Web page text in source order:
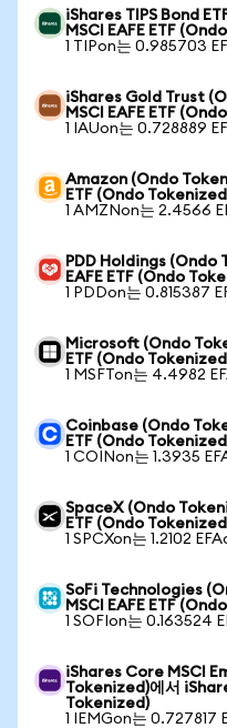
iShares TIPS Bond
MSCI EAFE ETF
1 TIPon는 0.985703
iShares Gold Trust
MSCI EAFE ETF
1 IAUon는 0.728889
Amazon (Ondo
ETF (Ondo
1 AMZNon는 2.4566
PDD Holdings (Ondo
EAFE ETF (Ondo
1 PDDon는 0.815387
Microsoft (Ondo
ETF (Ondo
1 MSFTon는 4.4982
Coinbase (Ondo
ETF (Ondo
1 COINon는 1.3935
SpaceX (Ondo
ETF (Ondo
1 SPCXon는 1.2102
SoFi Technologies
MSCI EAFE ETF
1 SOFIon는 0.163524
iShares Core MSCI
Tokenized)에서
Tokenized)
1 IEMGon는 0.727817